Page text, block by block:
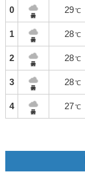
0
曇
29 ℃
1
曇
28 ℃
2
曇
28 ℃
3
曇
28 ℃
4
曇
27 ℃